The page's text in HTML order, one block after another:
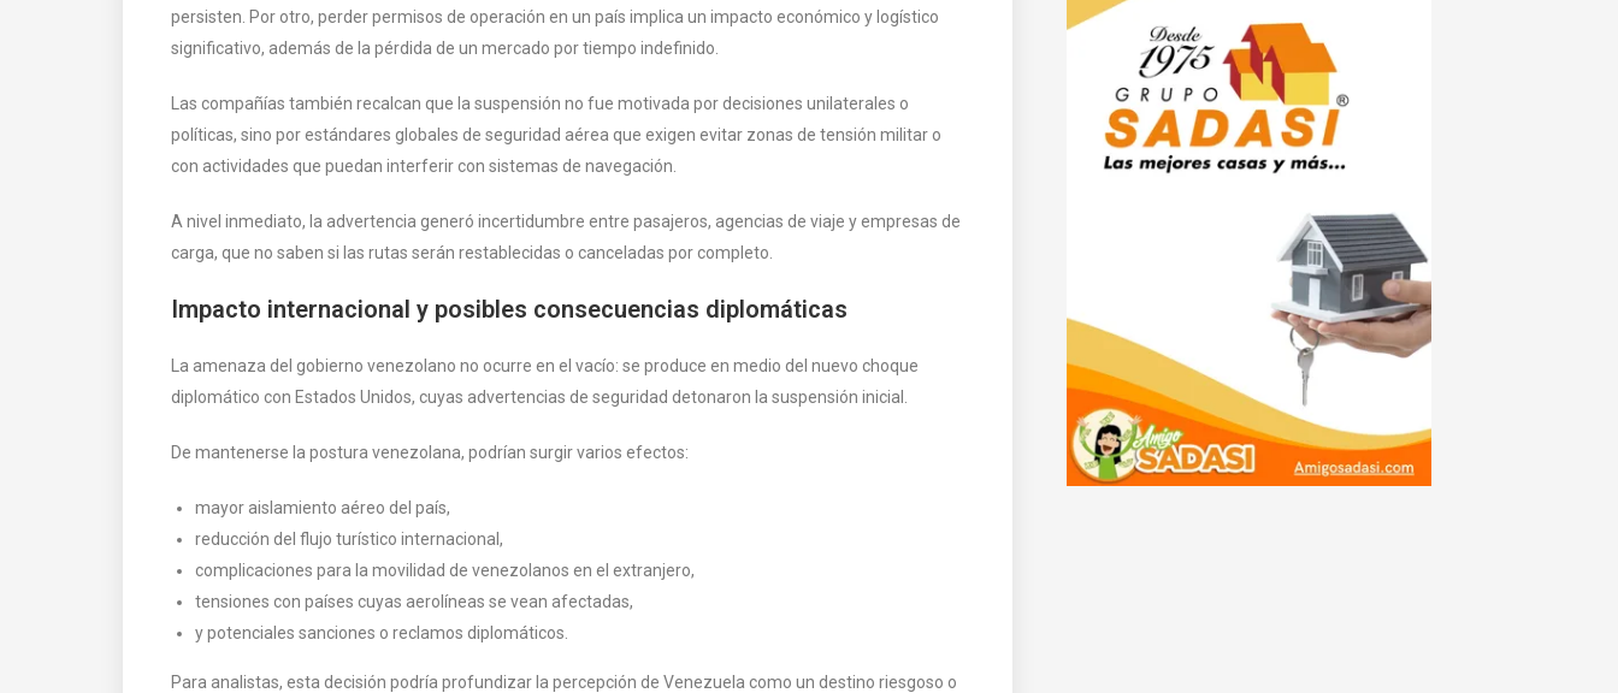
persisten. Por otro, perder permisos de operación en un país implica un impacto económico y logístico
significativo, además de la pérdida de un mercado por tiempo indefinido.
Las compañías también recalcan que la suspensión no fue motivada por decisiones unilaterales o
políticas, sino por estándares globales de seguridad aérea que exigen evitar zonas de tensión militar o
con actividades que puedan interferir con sistemas de navegación.
A nivel inmediato, la advertencia generó incertidumbre entre pasajeros, agencias de viaje y empresas de
carga, que no saben si las rutas serán restablecidas o canceladas por completo.
Impacto internacional y posibles consecuencias diplomáticas
La amenaza del gobierno venezolano no ocurre en el vacío: se produce en medio del nuevo choque
diplomático con Estados Unidos, cuyas advertencias de seguridad detonaron la suspensión inicial.
De mantenerse la postura venezolana, podrían surgir varios efectos:
mayor aislamiento aéreo del país,
reducción del flujo turístico internacional,
complicaciones para la movilidad de venezolanos en el extranjero,
tensiones con países cuyas aerolíneas se vean afectadas,
y potenciales sanciones o reclamos diplomáticos.
Para analistas, esta decisión podría profundizar la percepción de Venezuela como un destino riesgoso o